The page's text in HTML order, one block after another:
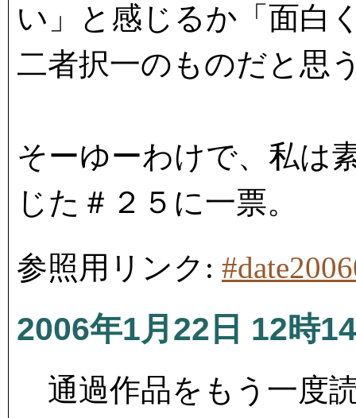
い」と感じるか「面白
二者択一のものだと思
そーゆーわけで、私は
じた＃２５に一票。
参照用リンク:
2006年1月22日 12時
通過作品をもう一度